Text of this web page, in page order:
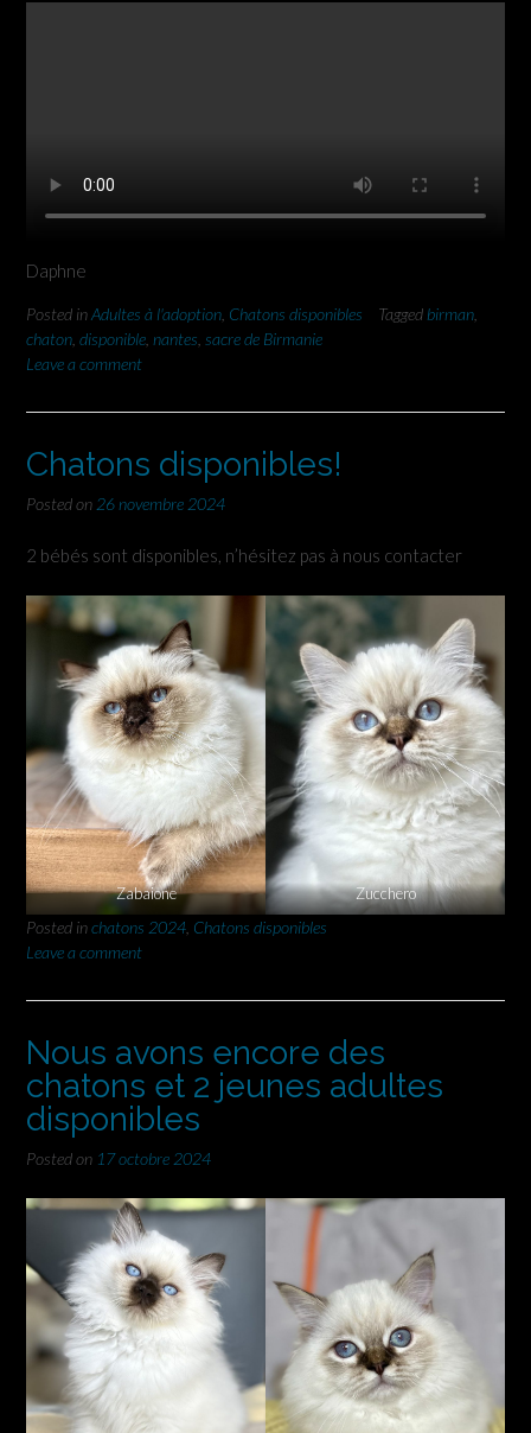
Daphne
Posted inAdultes à l'adoption Chatons disponibles Tagged birman
chaton disponible nantes sacre de Birmanie
Leave a comment
Chatons disponibles!
Posted on 26 novembre 2024
2 bébés sont disponibles, n’hésitez pas à nous contacter
Zabaione Zucchero
Posted inchatons 2024 Chatons disponibles
Leave a comment
Nous avons encore des
chatons et 2 jeunes adultes
disponibles
Posted on 17 octobre 2024